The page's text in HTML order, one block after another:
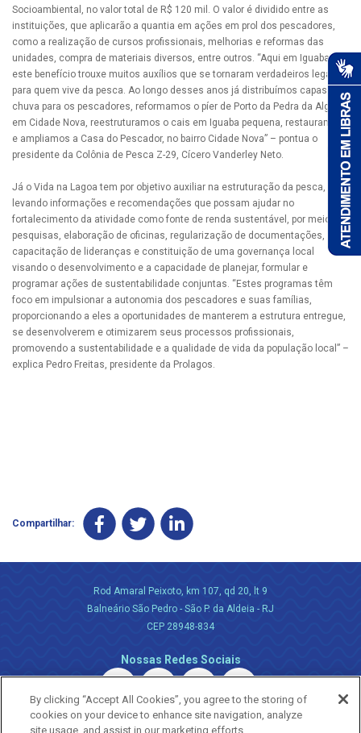
Socioambiental, no valor total de R$ 120 mil. O valor é dividido entre as
instituições, que aplicarão a quantia em ações em prol dos pescadores,
como a realização de cursos profissionais, melhorias e reformas das
unidades, compra de materiais diversos, entre outros. “Aqui em Iguaba
este benefício trouxe muitos auxílios que se tornaram verdadeiros legados
para quem vive da pesca. Ao longo desses anos já distribuímos capas de
chuva para os pescadores, reformamos o píer de Porto da Pedra da Alga,
em Cidade Nova, reestruturamos o cais em Iguaba pequena, restauramos
e ampliamos a Casa do Pescador, no bairro Cidade Nova” – pontua o
presidente da Colônia de Pesca Z-29, Cícero Vanderley Neto.
Já o Vida na Lagoa tem por objetivo auxiliar na estruturação da pesca,
levando informações e recomendações que possam ajudar no
fortalecimento da atividade como fonte de renda sustentável, por meio de
pesquisas, elaboração de oficinas, regularização de documentações,
capacitação de lideranças e constituição de uma governança local
visando o desenvolvimento e a capacidade de planejar, formular e
programar ações de sustentabilidade conjuntas. “Estes programas têm
foco em impulsionar a autonomia dos pescadores e suas famílias,
proporcionando a eles a oportunidades de manterem a estrutura entregue,
se desenvolverem e otimizarem seus processos profissionais,
promovendo a sustentabilidade e a qualidade de vida da população local” –
explica Pedro Freitas, presidente da Prolagos.
Compartilhar:
Rod Amaral Peixoto, km 107, qd 20, lt 9
Balneário São Pedro - São P. da Aldeia - RJ
CEP 28948-834
Nossas Redes Sociais
By clicking “Accept All Cookies”, you agree to the storing of
cookies on your device to enhance site navigation, analyze
site usage, and assist in our marketing efforts.